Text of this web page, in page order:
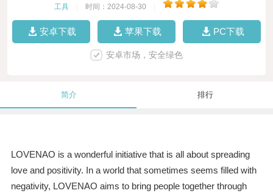
工具 时间：2024-08-30
安卓下载 苹果下载 PC下载
安卓市场，安全绿色
简介 排行
LOVENAO is a wonderful initiative that is all about spreading
love and positivity. In a world that sometimes seems filled with
negativity, LOVENAO aims to bring people together through